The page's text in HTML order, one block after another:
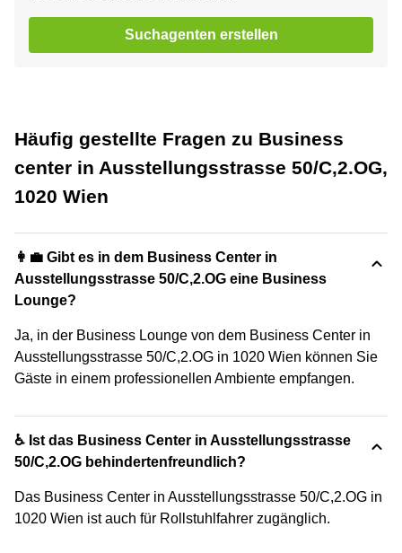
Suchagenten erstellen
Häufig gestellte Fragen zu Business
center in Ausstellungsstrasse 50/C,2.OG,
1020 Wien
👩‍💼 Gibt es in dem Business Center in
Ausstellungsstrasse 50/C,2.OG eine Business
Lounge?
Ja, in der Business Lounge von dem Business Center in
Ausstellungsstrasse 50/C,2.OG in 1020 Wien können Sie
Gäste in einem professionellen Ambiente empfangen.
♿ Ist das Business Center in Ausstellungsstrasse
50/C,2.OG behindertenfreundlich?
Das Business Center in Ausstellungsstrasse 50/C,2.OG in
1020 Wien ist auch für Rollstuhlfahrer zugänglich.